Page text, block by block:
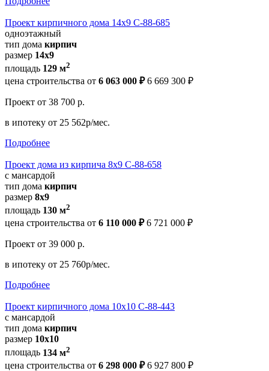
Проект кирпичного дома 14х9 С-88-685
одноэтажный
тип дома кирпич
размер 14x9
площадь 129 м2
цена строительства от 6 063 000 ₽ 6 669 300 ₽
Проект от 38 700 р.
в ипотеку от 25 562р/мес.
Подробнее
Проект дома из кирпича 8х9 С-88-658
с мансардой
тип дома кирпич
размер 8x9
площадь 130 м2
цена строительства от 6 110 000 ₽ 6 721 000 ₽
Проект от 39 000 р.
в ипотеку от 25 760р/мес.
Подробнее
Проект кирпичного дома 10х10 С-88-443
с мансардой
тип дома кирпич
размер 10х10
площадь 134 м2
цена строительства от 6 298 000 ₽ 6 927 800 ₽